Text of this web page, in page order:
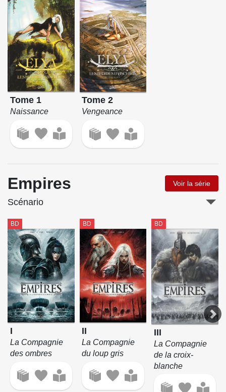
Tome 1
Naissance
Tome 2
Vengeance
Empires Voir la série
Scénario
BD
I
La Compagnie
des ombres
BD
II
La Compagnie
du loup gris
BD
III
La Compagnie
de la croix-
blanche